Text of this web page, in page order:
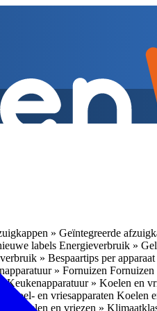
» Geïntegreerde
labels Energieverbruik »
» Bespaartips per apparaat
» Fornuizen Fornuizen
Keukenapparatuur » Koelen en
koel- en vriesapparaten Koelen
Koelen en vriezen »